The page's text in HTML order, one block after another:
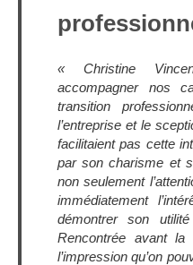
« Christine
accompagner nos
transition
l’entreprise et le
facilitaient pas cette
par son charisme et
non seulement
immédiatement
démontrer son
Rencontrée avant la
l’impression qu’on